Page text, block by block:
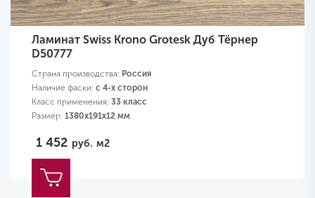
Ламинат Swiss Krono Grotesk Дуб Тёрнер
D50777
Страна производства: Россия
Наличие фаски: с 4-х сторон
Класс применения: 33 класс
Размер: 1380х191х12 мм
1 452 руб. м2